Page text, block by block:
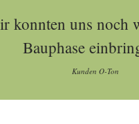
konnten uns noch
Bauphase
Kunden O-Ton